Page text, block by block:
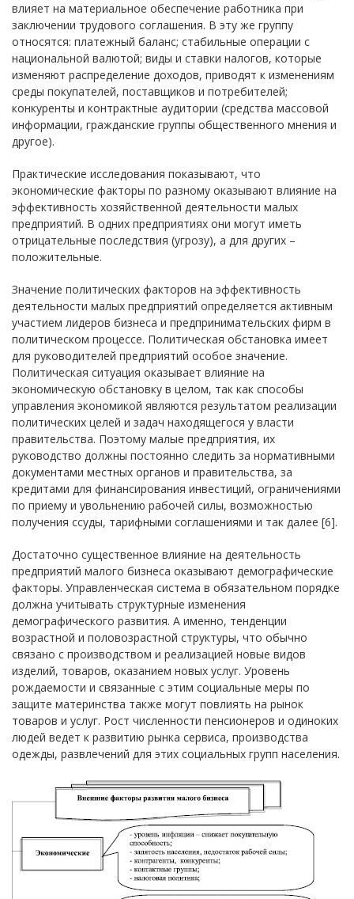
влияет на материальное обеспечение работника при
заключении трудового соглашения. В эту же группу
относятся: платежный баланс; стабильные операции с
национальной валютой; виды и ставки налогов, которые
изменяют распределение доходов, приводят к изменениям
среды покупателей, поставщиков и потребителей;
конкуренты и контрактные аудитории (средства массовой
информации, гражданские группы общественного мнения и
другое).
Практические исследования показывают, что
экономические факторы по разному оказывают влияние на
эффективность хозяйственной деятельности малых
предприятий. В одних предприятиях они могут иметь
отрицательные последствия (угрозу), а для других –
положительные.
Значение политических факторов на эффективность
деятельности малых предприятий определяется активным
участием лидеров бизнеса и предпринимательских фирм в
политическом процессе. Политическая обстановка имеет
для руководителей предприятий особое значение.
Политическая ситуация оказывает влияние на
экономическую обстановку в целом, так как способы
управления экономикой являются результатом реализации
политических целей и задач находящегося у власти
правительства. Поэтому малые предприятия, их
руководство должны постоянно следить за нормативными
документами местных органов и правительства, за
кредитами для финансирования инвестиций, ограничениями
по приему и увольнению рабочей силы, возможностью
получения ссуды, тарифными соглашениями и так далее [6].
Достаточно существенное влияние на деятельность
предприятий малого бизнеса оказывают демографические
факторы. Управленческая система в обязательном порядке
должна учитывать структурные изменения
демографического развития. А именно, тенденции
возрастной и половозрастной структуры, что обычно
связано с производством и реализацией новые видов
изделий, товаров, оказанием новых услуг. Уровень
рождаемости и связанные с этим социальные меры по
защите материнства также могут повлиять на рынок
товаров и услуг. Рост численности пенсионеров и одиноких
людей ведет к развитию рынка сервиса, производства
одежды, развлечений для этих социальных групп населения.